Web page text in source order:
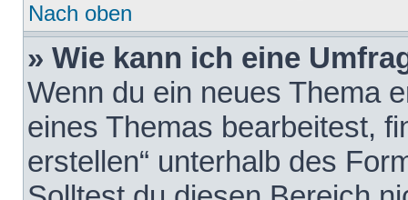
Nach oben
» Wie kann ich eine
Wenn du ein neues Thema
eines Themas bearbeitest,
erstellen“ unterhalb des